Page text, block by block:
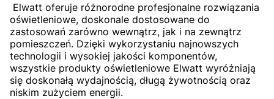
Elwatt oferuje różnorodne profesjonalne rozwiązania
oświetleniowe, doskonale dostosowane do
zastosowań zarówno wewnątrz, jak i na zewnątrz
pomieszczeń. Dzięki wykorzystaniu najnowszych
technologii i wysokiej jakości komponentów,
wszystkie produkty oświetleniowe Elwatt wyróżniają
się doskonałą wydajnością, długą żywotnością oraz
niskim zużyciem energii.